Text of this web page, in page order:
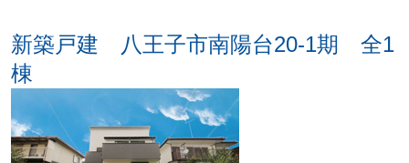
新築戸建 八王子市南陽台20-1期 全1
棟